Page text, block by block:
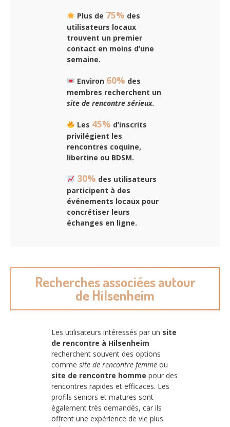
Plus de 75% des
utilisateurs locaux
trouvent un premier
contact en moins d’une
semaine.
Environ 60% des
membres recherchent un
site de rencontre sérieux.
Les 45% d’inscrits
privilégient les
rencontres coquine,
libertine ou BDSM.
30% des utilisateurs
participent à des
événements locaux pour
concrétiser leurs
échanges en ligne.
Recherches associées autour
de Hilsenheim
Les utilisateurs intéressés par un site
de rencontre à Hilsenheim
recherchent souvent des options
comme site de rencontre femme ou
site de rencontre homme pour des
rencontres rapides et efficaces. Les
profils seniors et matures sont
également très demandés, car ils
offrent une expérience de vie plus